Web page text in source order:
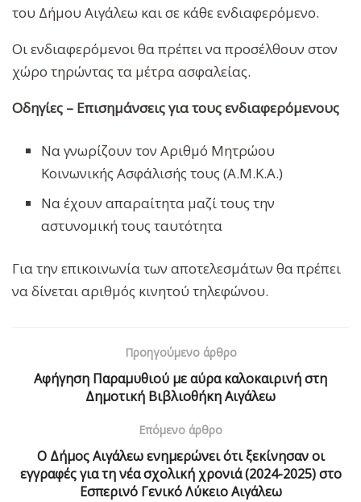
του Δήμου Αιγάλεω και σε κάθε ενδιαφερόμενο.
Οι ενδιαφερόμενοι θα πρέπει να προσέλθουν στον
χώρο τηρώντας τα μέτρα ασφαλείας.
Οδηγίες – Επισημάνσεις για τους ενδιαφερόμενους
Να γνωρίζουν τον Αριθμό Μητρώου
Κοινωνικής Ασφάλισής τους (Α.Μ.Κ.Α.)
Να έχουν απαραίτητα μαζί τους την
αστυνομική τους ταυτότητα
Για την επικοινωνία των αποτελεσμάτων θα πρέπει
να δίνεται αριθμός κινητού τηλεφώνου.
Προηγούμενο άρθρο
Αφήγηση Παραμυθιού με αύρα καλοκαιρινή στη
Δημοτική Βιβλιοθήκη Αιγάλεω
Επόμενο άρθρο
Ο Δήμος Αιγάλεω ενημερώνει ότι ξεκίνησαν οι
εγγραφές για τη νέα σχολική χρονιά (2024-2025) στο
Εσπερινό Γενικό Λύκειο Αιγάλεω